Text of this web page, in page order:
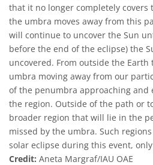
that it no longer completely covers
the umbra moves away from this
will continue to uncover the Sun
before the end of the eclipse) the
uncovered. From outside the
umbra moving away from our
of the penumbra approaching and
the region. Outside of the path or
broader region that will lie in the
missed by the umbra. Such
solar eclipse during this event,
Credit: Aneta Margraf/IAU OAE